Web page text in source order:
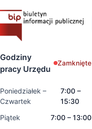
Godziny
pracy Urzędu
Zamknięte
Poniedziałek –
Czwartek
7:00 –
15:30
Piątek
7:00 – 13:00